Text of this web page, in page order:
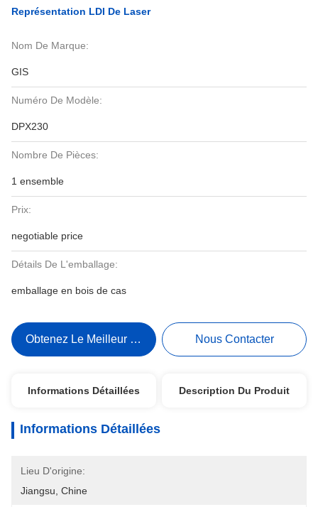
Représentation LDI De Laser
Nom De Marque:
GIS
Numéro De Modèle:
DPX230
Nombre De Pièces:
1 ensemble
Prix:
negotiable price
Détails De L'emballage:
emballage en bois de cas
Obtenez Le Meilleur Prix Nous Contacter
Informations Détaillées Description Du Produit
Informations Détaillées
Lieu D'origine:
Jiangsu, Chine